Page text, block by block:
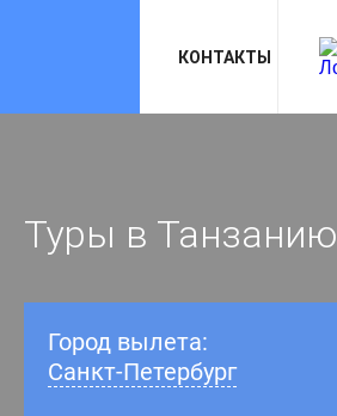
КОНТАКТЫ
Туры в Танзанию
Город вылета:
Санкт-Петербург